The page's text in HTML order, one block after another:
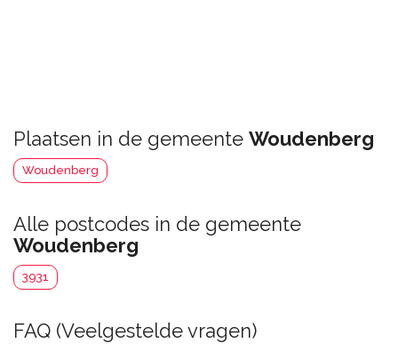
Plaatsen in de gemeente Woudenberg
Woudenberg
Alle postcodes in de gemeente
Woudenberg
3931
FAQ (Veelgestelde vragen)